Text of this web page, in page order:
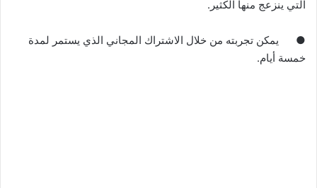
التي ينزعج منها الكثير .
● يمكن تجربته من خلال الاشتراك المجاني الذي يستمر لمدة
خمسة أيام.